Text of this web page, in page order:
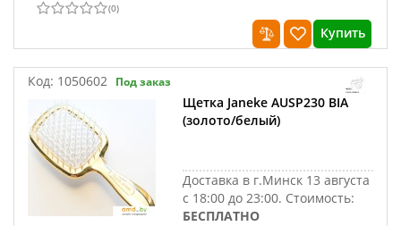
(0)
Купить
Код: 1050602 Под заказ
Щетка Janeke AUSP230 BIA
(золото/белый)
Доставка в г.Минск 13 августа
с 18:00 до 23:00. Стоимость:
БЕСПЛАТНО